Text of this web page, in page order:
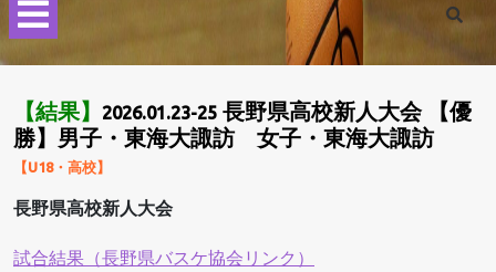
Open
Menu
【結果】 2026.01.23-25 長野県高校新人大会 【優
勝】男子・東海大諏訪 女子・東海大諏訪
【U18・高校】
長野県高校新人大会
試合結果（長野県バスケ協会リンク）